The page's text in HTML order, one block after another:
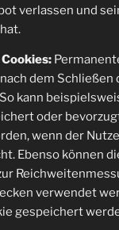
verlassen und
dem Schließen
kann
oder
wenn der
Ebenso können
verwendet
gespeichert